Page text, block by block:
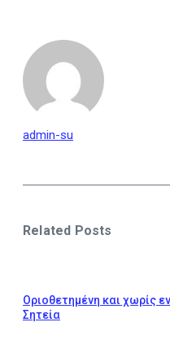
admin-su
Related Posts
Οριοθετημένη και χωρίς
Σητεία